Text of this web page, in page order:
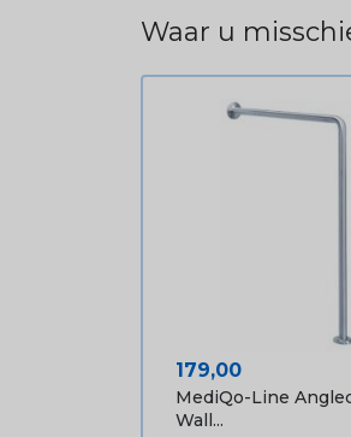
Waar u
Prijs
179,00
MediQo-Line
Wall...